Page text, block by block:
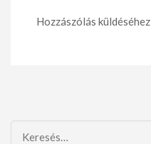
Hozzászólás küldéséhez
Keresés: